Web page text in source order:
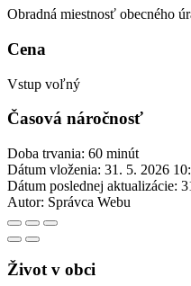
Obradná miestnosť obecného
Cena
Vstup voľný
Časová náročnosť
Doba trvania: 60 minút
Dátum vloženia: 31. 5. 2026
Dátum poslednej aktualizácie:
Autor: Správca Webu
Život v obci